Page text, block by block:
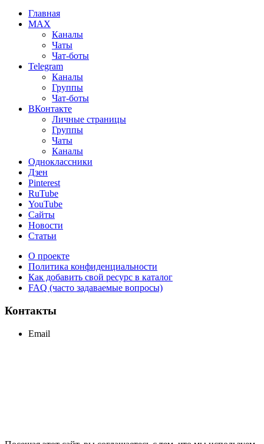
Главная
MAX
Каналы
Чаты
Чат-боты
Telegram
Каналы
Группы
Чат-боты
ВКонтакте
Личные страницы
Группы
Чаты
Каналы
Одноклассники
Дзен
Pinterest
RuTube
YouTube
Сайты
Новости
Статьи
О проекте
Политика конфиденциальности
Как добавить свой ресурс в каталог
FAQ (часто задаваемые вопросы)
Контакты
Email